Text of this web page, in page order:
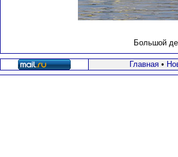
Большой
Главная•